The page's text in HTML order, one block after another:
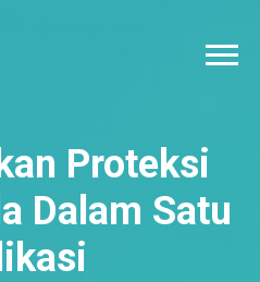
Proteksi
Dalam Satu